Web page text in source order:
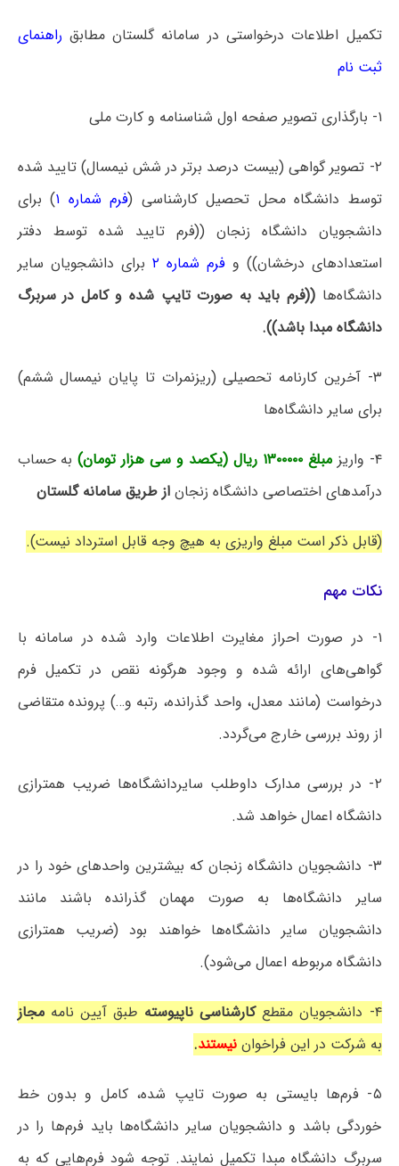
تکمیل اطلاعات درخواستی در سامانه گلستان مطابق راهنمای
ثبت نام
۱- بارگذاری تصویر صفحه اول شناسنامه و کارت ملی
۲- تصویر گواهی (بیست درصد برتر در شش نیمسال) تایید شده
توسط دانشگاه محل تحصیل کارشناسی (فرم شماره ۱ ) برای
دانشجویان دانشگاه زنجان ((فرم تایید شده توسط دفتر
استعدادهای درخشان)) وفرم شماره ۲
برای دانشجویان سایر
دانشگاه‌ها((فرم باید به صورت تایپ شده و کامل در سربرگ
دانشگاه مبدا باشد)).
۳- آخرین کارنامه تحصیلی (ریزنمرات تا پایان نیمسال ششم)
برای سایر دانشگاه‌ها
۴- واریز مبلغ ۱۳۰۰۰۰۰ ریال (یکصد و سی هزار تومان)
به حساب
درآمدهای اختصاصی دانشگاه زنجاناز طریق سامانه گلستان
(قابل ذکر است مبلغ واریزی به هیچ وجه قابل استرداد نیست).
نکات مهم
۱- در صورت احراز مغایرت اطلاعات وارد شده در سامانه با
گواهی‌های ارائه شده و وجود هرگونه نقص در تکمیل فرم
درخواست (مانند معدل، واحد گذرانده، رتبه و…) پرونده متقاضی
از روند بررسی خارج می‌گردد.
۲- در بررسی مدارک داوطلب سایردانشگاه‌ها ضریب همترازی
دانشگاه اعمال خواهد شد.
۳- دانشجویان دانشگاه زنجان که بیشترین واحدهای خود را در
سایر دانشگاه‌ها به صورت مهمان گذرانده باشند مانند
دانشجویان سایر دانشگاه‌ها خواهند بود (ضریب همترازی
دانشگاه مربوطه اعمال می‌شود).
۴- دانشجویان مقطع کارشناسی ناپیوسته طبق آیین نامهمجاز
به شرکت در این فراخواننیستند.
۵- فرم‌ها بایستی به صورت تایپ شده، کامل و بدون خط
خوردگی باشد و دانشجویان سایر دانشگاه‌ها باید فرم‌ها را در
سربرگ دانشگاه مبدا تکمیل نمایند. توجه شود فرم‌هایی که به